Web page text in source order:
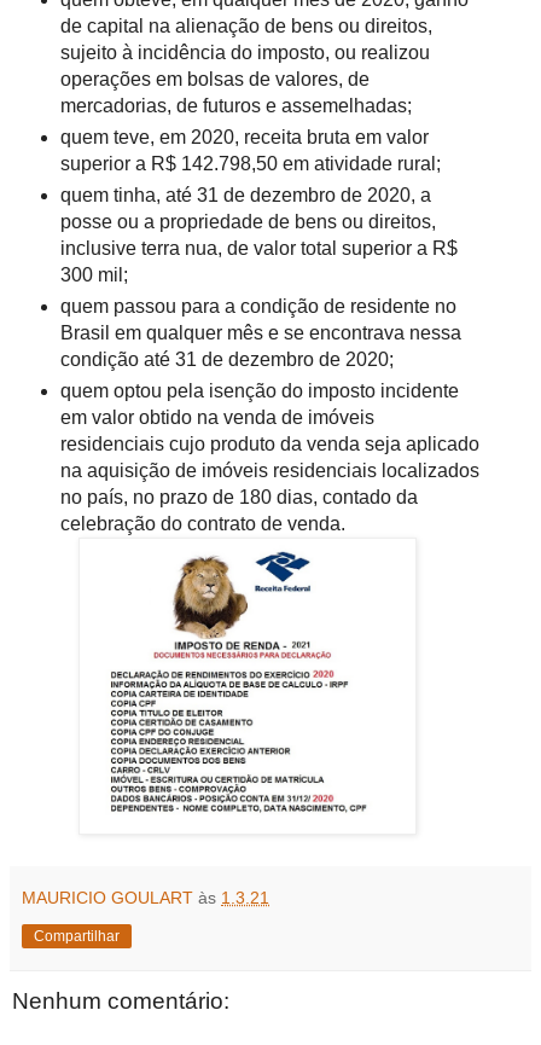
de capital na alienação de bens ou direitos,
sujeito à incidência do imposto, ou realizou
operações em bolsas de valores, de
mercadorias, de futuros e assemelhadas;
quem teve, em 2020, receita bruta em valor
superior a R$ 142.798,50 em atividade rural;
quem tinha, até 31 de dezembro de 2020, a
posse ou a propriedade de bens ou direitos,
inclusive terra nua, de valor total superior a R$
300 mil;
quem passou para a condição de residente no
Brasil em qualquer mês e se encontrava nessa
condição até 31 de dezembro de 2020;
quem optou pela isenção do imposto incidente
em valor obtido na venda de imóveis
residenciais cujo produto da venda seja aplicado
na aquisição de imóveis residenciais localizados
no país, no prazo de 180 dias, contado da
celebração do contrato de venda.
MAURICIO GOULART às 1.3.21
Compartilhar
Nenhum comentário: